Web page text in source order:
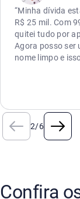
“Minha dívida
R$ 25 mil. Com
quitei tudo por
Agora posso ser
nome limpo e
2/6
Confira